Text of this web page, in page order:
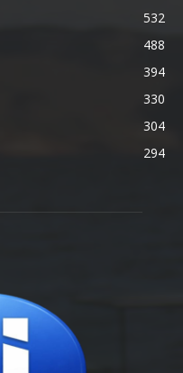
532
488
394
330
304
294